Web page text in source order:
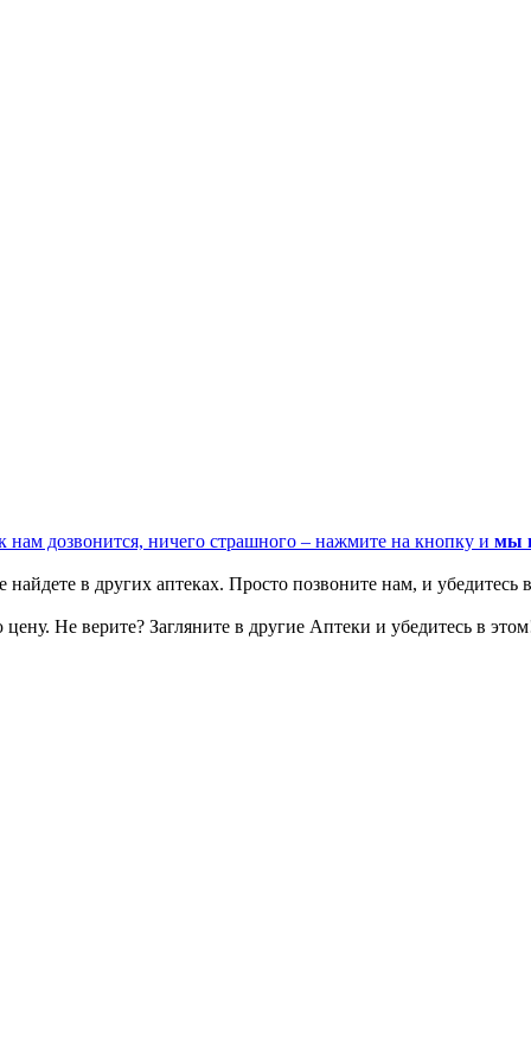
дозвонится, ничего страшного – нажмите на кнопку и мы
в других аптеках. Просто позвоните нам, и убедитесь
Не верите? Загляните в другие Аптеки и убедитесь в